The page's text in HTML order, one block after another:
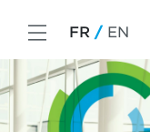
FR EN